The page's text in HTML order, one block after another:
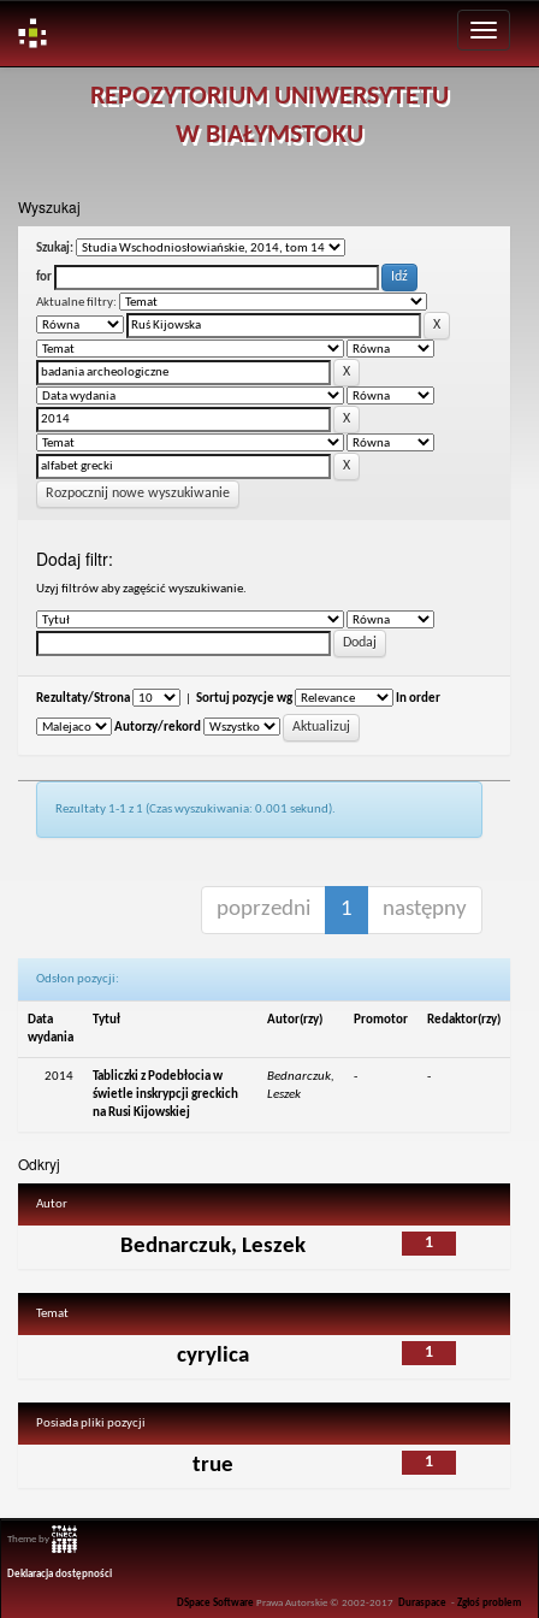
REPOZYTORIUM UNIWERSYTETU
W BIAŁYMSTOKU
Wyszukaj
Szukaj:
for
Aktualne filtry:
Rozpocznij nowe wyszukiwanie
Dodaj filtr:
Uzyj filtrów aby zagęścić wyszukiwanie.
Rezultaty/Strona Sortuj pozycje wg In order
Autorzy/rekord
Rezultaty 1-1 z 1 (Czas wyszukiwania: 0.001 sekund).
poprzedni 1 następny
Odsłon pozycji:
Data
wydania
Tytuł Autor(rzy) Promotor Redaktor(rzy)
2014
Tabliczki z Podebłocia w
świetle inskrypcji greckich
na Rusi Kijowskiej
Bednarczuk,
Leszek
- -
Odkryj
Autor
1
Bednarczuk, Leszek
Temat
1
cyrylica
Posiada pliki pozycji
1
true
Theme by
Deklaracja dostępności
DSpace Software Prawa Autorskie © 2002-2017 Duraspace -Zgłoś problem